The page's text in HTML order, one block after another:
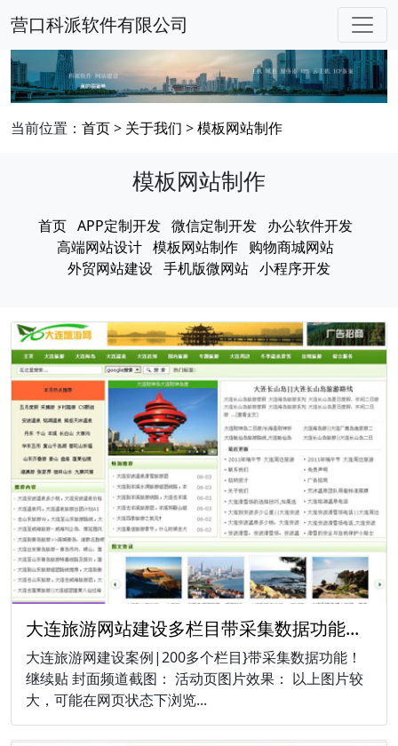
营口科派软件有限公司
当前位置： 首页> 关于我们 >模板网站制作
模板网站制作
首页 APP定制开发 微信定制开发 办公软件开发
高端网站设计 模板网站制作 购物商城网站
外贸网站建设 手机版微网站 小程序开发
大连旅游网站建设多栏目带采集数据功能...
大连旅游网建设案例|200多个栏目}带采集数据功能！
继续贴 封面频道截图： 活动页图片效果： 以上图片较
大，可能在网页状态下浏览...